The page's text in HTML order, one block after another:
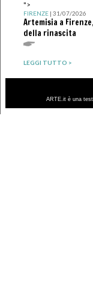
">
FIRENZE| 31/07/2026
Artemisia a
della rinascita
LEGGI TUTTO >
ARTE.it è una